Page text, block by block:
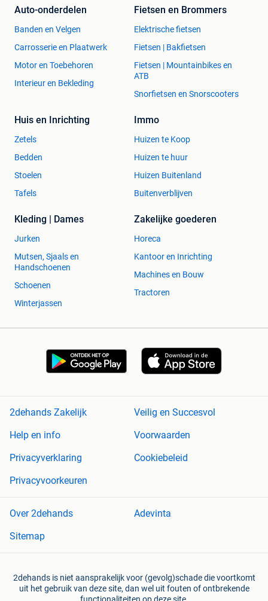
Auto-onderdelen
Banden en Velgen
Carrosserie en Plaatwerk
Motor en Toebehoren
Interieur en Bekleding
Fietsen en Brommers
Elektrische fietsen
Fietsen | Bakfietsen
Fietsen | Mountainbikes en
ATB
Snorfietsen en Snorscooters
Huis en Inrichting
Zetels
Bedden
Stoelen
Tafels
Immo
Huizen te Koop
Huizen te huur
Huizen Buitenland
Buitenverblijven
Kleding | Dames
Jurken
Mutsen, Sjaals en
Handschoenen
Schoenen
Winterjassen
Zakelijke goederen
Horeca
Kantoor en Inrichting
Machines en Bouw
Tractoren
2dehands Zakelijk
Veilig en Succesvol
Help en info
Voorwaarden
Privacyverklaring
Cookiebeleid
Privacyvoorkeuren
Over 2dehands
Adevinta
Sitemap
2dehands is niet aansprakelijk voor (gevolg)schade die voortkomt
uit het gebruik van deze site, dan wel uit fouten of ontbrekende